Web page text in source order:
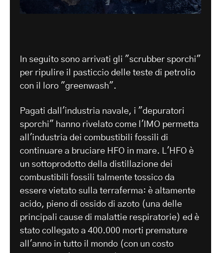
In seguito sono arrivati gli "scrubber sporchi"
per ripulire il pasticcio delle teste di petrolio
con il loro "greenwash".
Pagati dall'industria navale, i "depuratori
sporchi" hanno rivelato come l'IMO permetta
all'industria dei combustibili fossili di
continuare a bruciare HFO in mare. L'HFO è
un sottoprodotto della distillazione dei
combustibili fossili talmente tossico da
essere vietato sulla terraferma: è altamente
acido, pieno di ossido di azoto (una delle
principali cause di malattie respiratorie) ed è
stato collegato a 400.000 morti premature
all'anno in tutto il mondo (con un costo